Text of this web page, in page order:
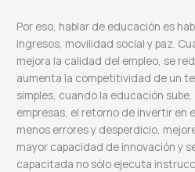
Por eso, hablar de educación es
ingresos, movilidad social y paz.
mejora la calidad del empleo, se
aumenta la competitividad de un
simples, cuando la educación
empresas, el retorno de invertir en
menos errores y desperdicio,
mayor capacidad de innovación y
capacitada no sólo ejecuta